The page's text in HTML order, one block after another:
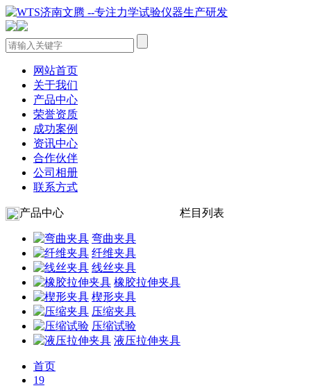
网站首页
关于我们
产品中心
荣誉资质
成功案例
资讯中心
合作伙伴
公司相册
联系方式
产品中心 栏目列表
弯曲夹具
纤维夹具
线丝夹具
橡胶拉伸夹具
楔形夹具
压缩夹具
压缩试验
液压拉伸夹具
首页
19